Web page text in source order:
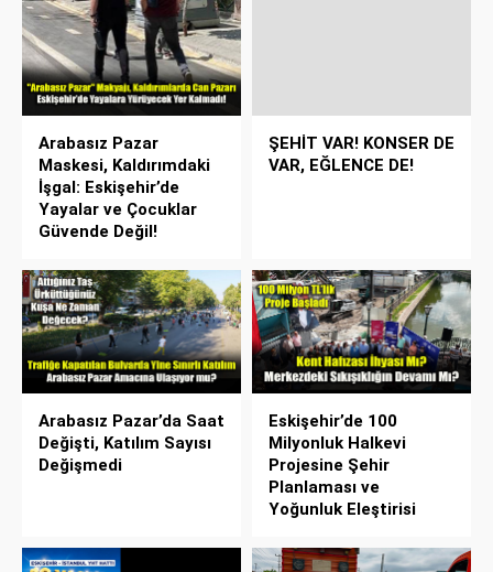
Arabasız Pazar
Maskesi, Kaldırımdaki
İşgal: Eskişehir’de
Yayalar ve Çocuklar
Güvende Değil!
ŞEHİT VAR! KONSER DE
VAR, EĞLENCE DE!
Arabasız Pazar’da Saat
Değişti, Katılım Sayısı
Değişmedi
Eskişehir’de 100
Milyonluk Halkevi
Projesine Şehir
Planlaması ve
Yoğunluk Eleştirisi